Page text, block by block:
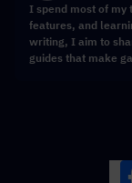
I spend most of
features, and
writing, I aim to
guides that make